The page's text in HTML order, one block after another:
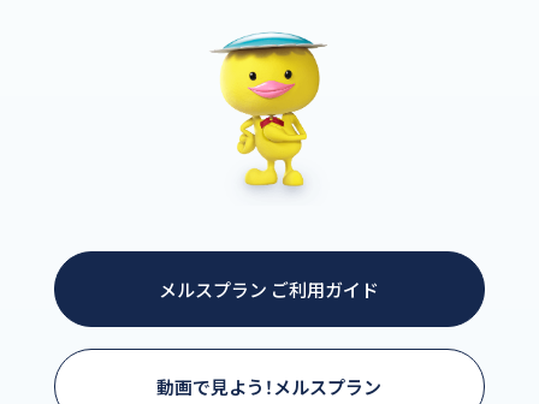
メルスプラン ご利用ガイド
動画で見よう！メルスプラン